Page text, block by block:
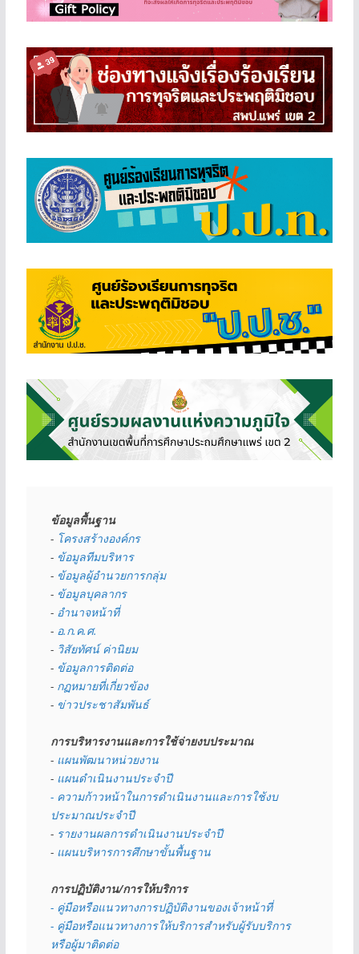
ข้อมูลพื้นฐาน
- โครงสร้างองค์กร
- ข้อมูลทีมบริหาร
- ข้อมูลผู้อำนวยการกลุ่ม
- ข้อมูลบุคลากร
- อำนาจหน้าที่
- อ.ก.ค.ศ.
- วิสัยทัศน์ ค่านิยม
- ข้อมูลการติดต่อ
- กฏหมายที่เกี่ยวข้อง
- ข่าวประชาสัมพันธ์
การบริหารงานและการใช้จ่ายงบประมาณ
- แผนพัฒนาหน่วยงาน
- แผนดำเนินงานประจำปี
- ความก้าวหน้าในการดำเนินงานและการใช้งบ
ประมาณประจำปี
- รายงานผลการดำเนินงานประจำปี
- แผนบริหารการศึกษาขั้นพื้นฐาน
การปฏิบัติงาน/การให้บริการ
- คู่มือหรือแนวทางการปฏิบัติงานของเจ้าหน้าที่
- คู่มือหรือแนวทางการให้บริการสำหรับผู้รับบริการ
หรือผู้มาติดต่อ